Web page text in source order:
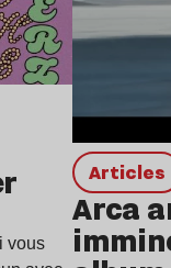
vous
Articles
Arca